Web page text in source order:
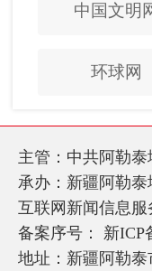
中国文明
环球网
主管：中共阿勒泰
承办：新疆阿勒
互联网新闻信息服
备案序号： 新ICP
地址：新疆阿勒泰